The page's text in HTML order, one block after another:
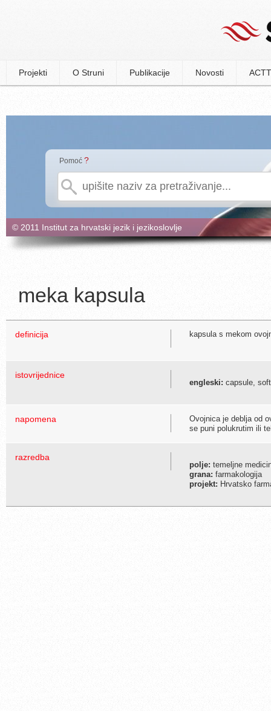
Projekti O Struni Publikacije Novosti
Pomoć ?
© 2011 Institut za hrvatski jezik i jezikoslovlje
meka kapsula
definicija kapsula s mekom
istovrijednice
engleski: capsule, soft
napomena
Ovojnica je deblja od
se puni polukrutim ili
razredba
polje: temeljne
grana: farmakologija
projekt: Hrvatsko